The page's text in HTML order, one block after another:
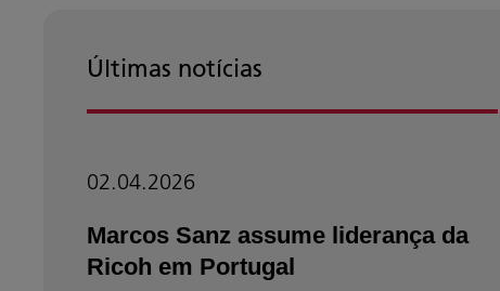
Últimas notícias
02.04.2026
Marcos Sanz assume liderança da
Ricoh em Portugal